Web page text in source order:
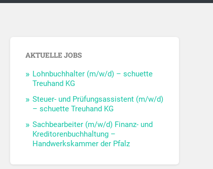
AKTUELLE JOBS
Lohnbuchhalter (m/w/d) – schuette
Treuhand KG
Steuer- und Prüfungsassistent (m/w/d)
– schuette Treuhand KG
Sachbearbeiter (m/w/d) Finanz- und
Kreditorenbuchhaltung –
Handwerkskammer der Pfalz